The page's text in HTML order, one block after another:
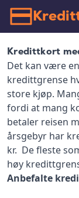
Kredittkort
Det kan være
kredittgrense
store kjøp.
fordi at mang
betaler reisen
årsgebyr har
kr. De fleste
høy
Anbefalte